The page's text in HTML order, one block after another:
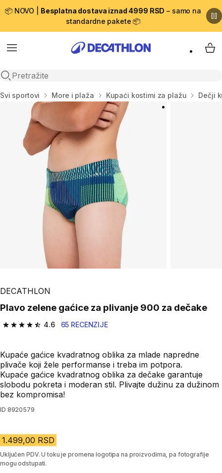
📦 NOVO | Besplatna dostava iznad 4999 RSD – samo na
standardne pakete 📦
Menu
Open search
My
Početna stranica
Svi sportovi More i plaža Kupaći kostimi za plažu Dečji
DECATHLON
Plavo zelene gaćice za plivanje 900 za dečake
4.6
4.6 od 5 zvezdica from 65 Recenzije
65 RECENZIJE
Kupaće gaćice kvadratnog oblika za mlade napredne
plivače koji žele performanse i treba im potpora.
Kupaće gaćice kvadratnog oblika za dečake garantuje
slobodu pokreta i moderan stil. Plivajte dužinu za dužinom
bez kompromisa!
ID 8920579
1.499,00 RSD
Uključen PDV. U toku je promena logotipa na proizvodima, pa fotografije
mogu odstupati.